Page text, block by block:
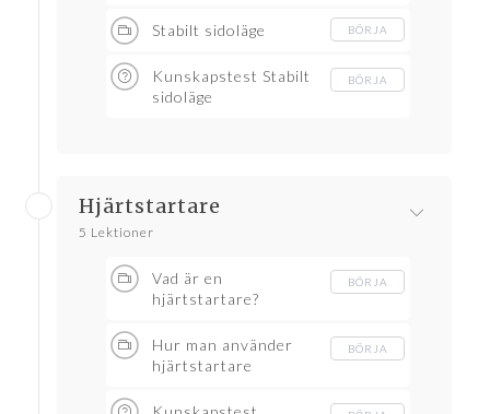
Stabilt sidoläge BÖRJA
Kunskapstest Stabilt
sidoläge
BÖRJA
Hjärtstartare
5 Lektioner
Vad är en
hjärtstartare?
BÖRJA
Hur man använder
hjärtstartare
BÖRJA